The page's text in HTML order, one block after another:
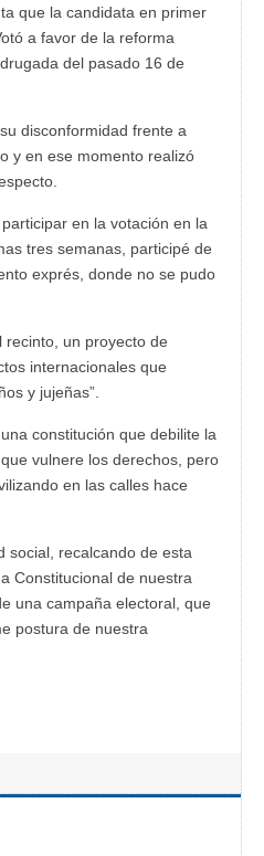
que la candidata en primer
a favor de la reforma
del pasado 16 de
disconformidad frente a
y en ese momento realizó
en la votación en la
tres semanas, participé de
exprés, donde no se pudo
recinto, un proyecto de
internacionales que
y jujeñas”.
constitución que debilite la
vulnere los derechos, pero
en las calles hace
social, recalcando de esta
Constitucional de nuestra
una campaña electoral, que
postura de nuestra